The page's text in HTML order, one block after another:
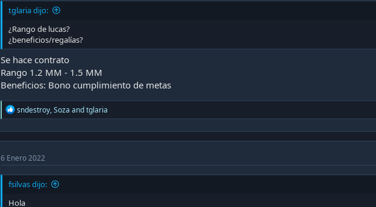
tglaria dijo:
¿Rango de lucas?
¿beneficios/regalías?
Se hace contrato
Rango 1.2 MM - 1.5 MM
Beneficios: Bono cumplimiento de metas
R
e
i
o
n
s
sndestroy,Soza andtglaria
6 Enero 2022
fsilvas dijo:
Hola